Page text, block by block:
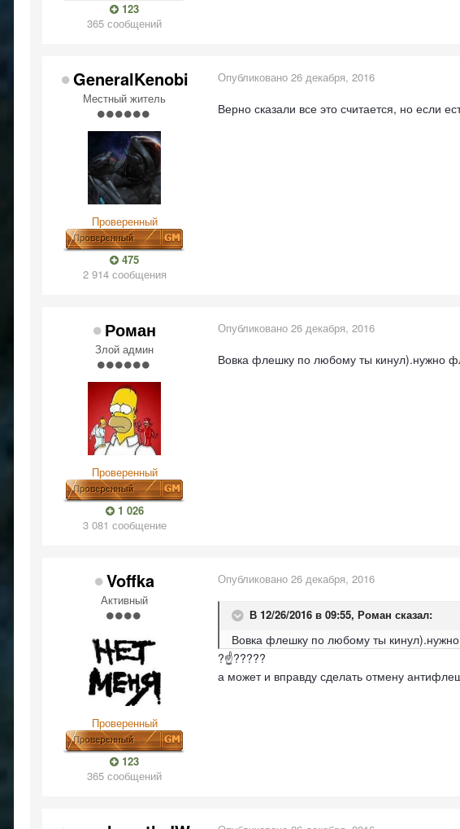
123
365 сообщений
GeneralKenobi
Местный житель
Проверенный
475
2 914 сообщения
Опубликовано 26 декабря, 2016
Верно сказали все это считается, но если
Роман
Злой админ
Проверенный
1 026
3 081 сообщение
Опубликовано 26 декабря, 2016
Вовка флешку по любому ты кинул).нужно
Voffka
Активный
Проверенный
123
365 сообщений
Опубликовано 26 декабря, 2016
В 12/26/2016 в 09:55, Роман сказал:
Вовка флешку по любому ты
?☝️?????
а может и вправду сделать отмену